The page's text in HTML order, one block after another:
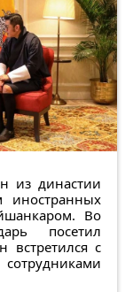
из династии
иностранных
Во
посетил
встретился с